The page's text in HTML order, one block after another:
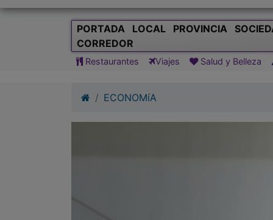
PORTADA LOCAL PROVINCIA
CORREDOR
Restaurantes Viajes Salud y Belleza
ECONOMíA